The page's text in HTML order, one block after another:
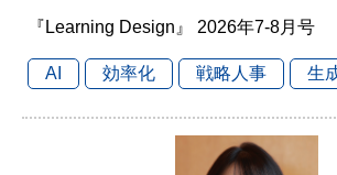
『Learning Design』 2026年7-8月号
AI 効率化 戦略人事 生